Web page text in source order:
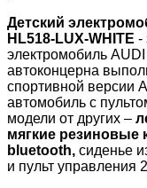
Детский
HL518-LUX-WHITE -
электромобиль
автоконцерна
спортивной версии
автомобиль с
модели от других –
мягкие резиновые
bluetooth, сиденье
и пульт управления